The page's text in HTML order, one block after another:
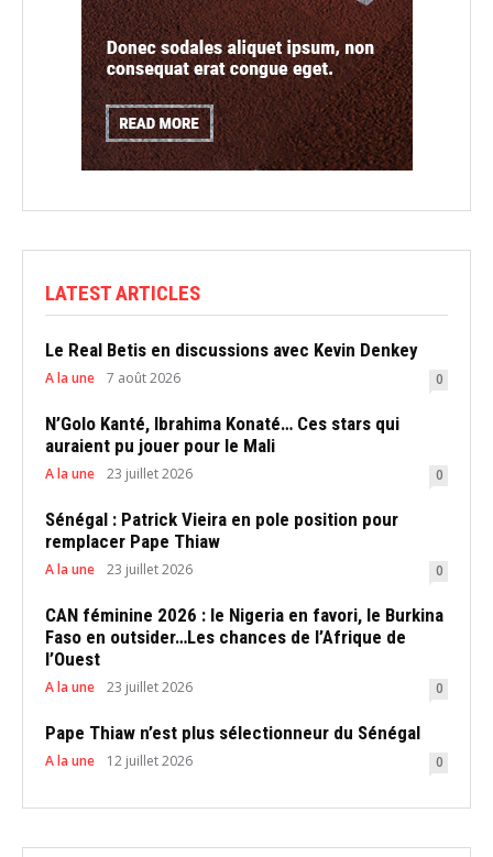
LATEST ARTICLES
Le Real Betis en discussions avec Kevin Denkey
A la une 7 août 2026 0
N’Golo Kanté, Ibrahima Konaté… Ces stars qui
auraient pu jouer pour le Mali
A la une 23 juillet 2026 0
Sénégal : Patrick Vieira en pole position pour
remplacer Pape Thiaw
A la une 23 juillet 2026 0
CAN féminine 2026 : le Nigeria en favori, le Burkina
Faso en outsider…Les chances de l’Afrique de
l’Ouest
A la une 23 juillet 2026 0
Pape Thiaw n’est plus sélectionneur du Sénégal
A la une 12 juillet 2026 0